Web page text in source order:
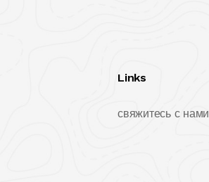
Links
свяжитесь с нами